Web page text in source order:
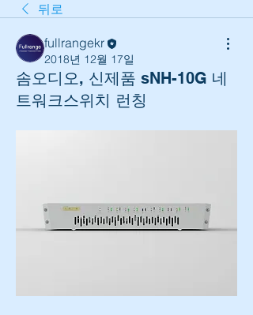
뒤로
fullrangekr
2018년 12월 17일
솜오디오, 신제품 sNH-10G 네
트워크스위치 런칭